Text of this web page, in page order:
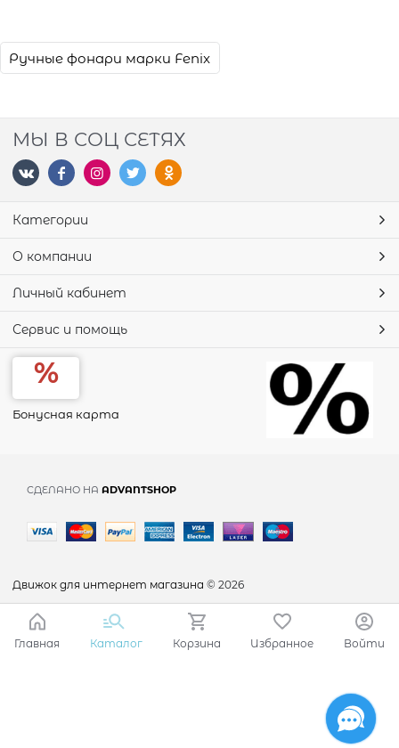
Ручные фонари марки Fenix
МЫ В СОЦ СЕТЯХ
Категории
О компании
Личный кабинет
Сервис и помощь
Бонусная карта
СДЕЛАНО НА ADVANTSHOP
Движок для интернет магазина © 2026
Главная Каталог Корзина Избранное Войти